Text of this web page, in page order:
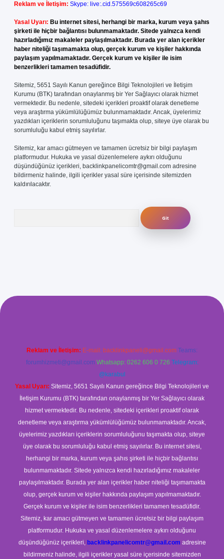
Reklam ve İletişim: Skype: live:.cid.575569c608265c69
Yasal Uyarı: Bu internet sitesi, herhangi bir marka, kurum veya şahıs
şirketi ile hiçbir bağlantısı bulunmamaktadır. Sitede yalnızca kendi
hazırladığımız makaleler paylaşılmaktadır. Burada yer alan içerikler
haber niteliği taşımamakta olup, gerçek kurum ve kişiler hakkında
paylaşım yapılmamaktadır. Gerçek kurum ve kişiler ile isim
benzerlikleri tamamen tesadüfidir.
Sitemiz, 5651 Sayılı Kanun gereğince Bilgi Teknolojileri ve İletişim
Kurumu (BTK) tarafından onaylanmış bir Yer Sağlayıcı olarak hizmet
vermektedir. Bu nedenle, sitedeki içerikleri proaktif olarak denetleme
veya araştırma yükümlülüğümüz bulunmamaktadır. Ancak, üyelerimiz
yazdıkları içeriklerin sorumluluğunu taşımakta olup, siteye üye olarak bu
sorumluluğu kabul etmiş sayılırlar.
Sitemiz, kar amacı gütmeyen ve tamamen ücretsiz bir bilgi paylaşım
platformudur. Hukuka ve yasal düzenlemelere aykırı olduğunu
düşündüğünüz içerikleri, backlinkpanelicomtr@gmail.com adresine
bildirmeniz halinde, ilgili içerikler yasal süre içerisinde sitemizden
kaldırılacaktır.
Reklam ve İletişim: E-mail: backlinkpaneli@gmail.com Teams:
forumhizmeti@gmail.com Whatsapp: 0262 606 0 726 Telegram:
@karabul
Yasal Uyarı: Sitemiz, 5651 Sayılı Kanun gereğince Bilgi Teknolojileri ve
İletişim Kurumu (BTK) tarafından onaylanmış bir Yer Sağlayıcı olarak
hizmet vermektedir. Bu nedenle, sitedeki içerikleri proaktif olarak
denetleme veya araştırma yükümlülüğümüz bulunmamaktadır. Ancak,
üyelerimiz yazdıkları içeriklerin sorumluluğunu taşımakta olup, siteye
üye olarak bu sorumluluğu kabul etmiş sayılırlar. Bu internet sitesi,
herhangi bir marka, kurum veya şahıs şirketi ile hiçbir bağlantısı
bulunmamaktadır. Sitede yalnızca kendi hazırladığımız makaleler
paylaşılmaktadır. Burada yer alan içerikler haber niteliği taşımamakta
olup, gerçek kurum ve kişiler hakkında paylaşım yapılmamaktadır.
Gerçek kurum ve kişiler ile isim benzerlikleri tamamen tesadüfidir.
Sitemiz, kar amacı gütmeyen ve tamamen ücretsiz bir bilgi paylaşım
platformudur. Hukuka ve yasal düzenlemelere aykırı olduğunu
düşündüğünüz içerikleri, backlinkpanelicomtr@gmail.com adresine
bildirmeniz halinde, ilgili içerikler yasal süre içerisinde sitemizden